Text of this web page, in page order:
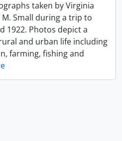
taken by Virginia
M. Small during a trip to
1922. Photos depict a
and urban life including
farming, fishing and